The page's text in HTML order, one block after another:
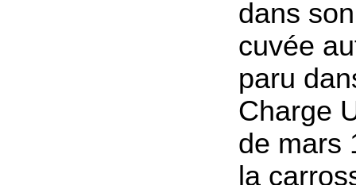
dans
cuvée
paru
Charge
de mars
la